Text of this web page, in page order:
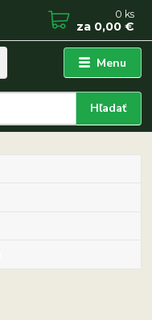
Menu
Hľadať
0 ks
za 0,00 €